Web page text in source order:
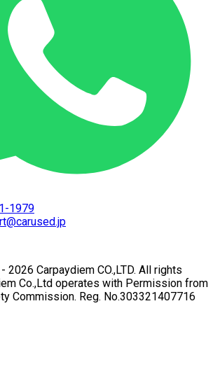
1979
2026 Carpaydiem CO.,LTD. All rights
Co.,Ltd operates with Permission from
Commission. Reg. No.303321407716